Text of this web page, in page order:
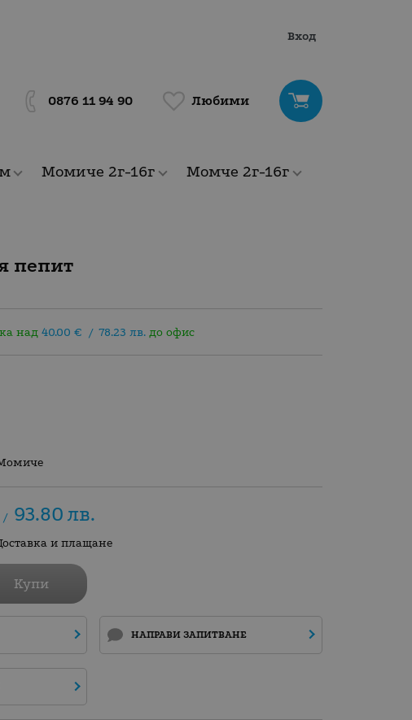
Вход
0876 11 94 90 Любими
Момиче 2г-16г Момче 2г-16г
пепит
над40.00 € / 78.23 лв. до офис
/ 93.80 лв.
и плащане
Купи
НАПРАВИ ЗАПИТВАНЕ